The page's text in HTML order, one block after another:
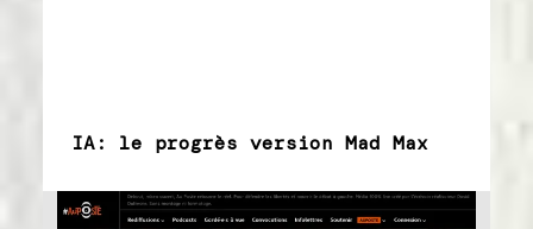
IA: le progrès version Mad Max